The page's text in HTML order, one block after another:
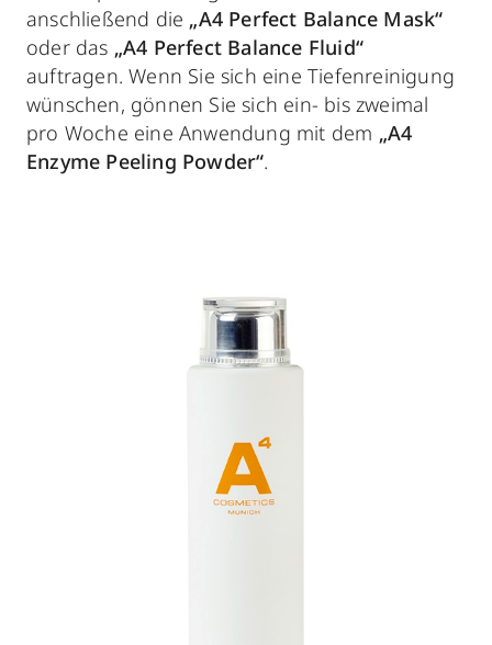
anschließend die „A4 Perfect Balance Mask“
oder das „A4 Perfect Balance Fluid“
auftragen. Wenn Sie sich eine Tiefenreinigung
wünschen, gönnen Sie sich ein- bis zweimal
pro Woche eine Anwendung mit dem „A4
Enzyme Peeling Powder“.